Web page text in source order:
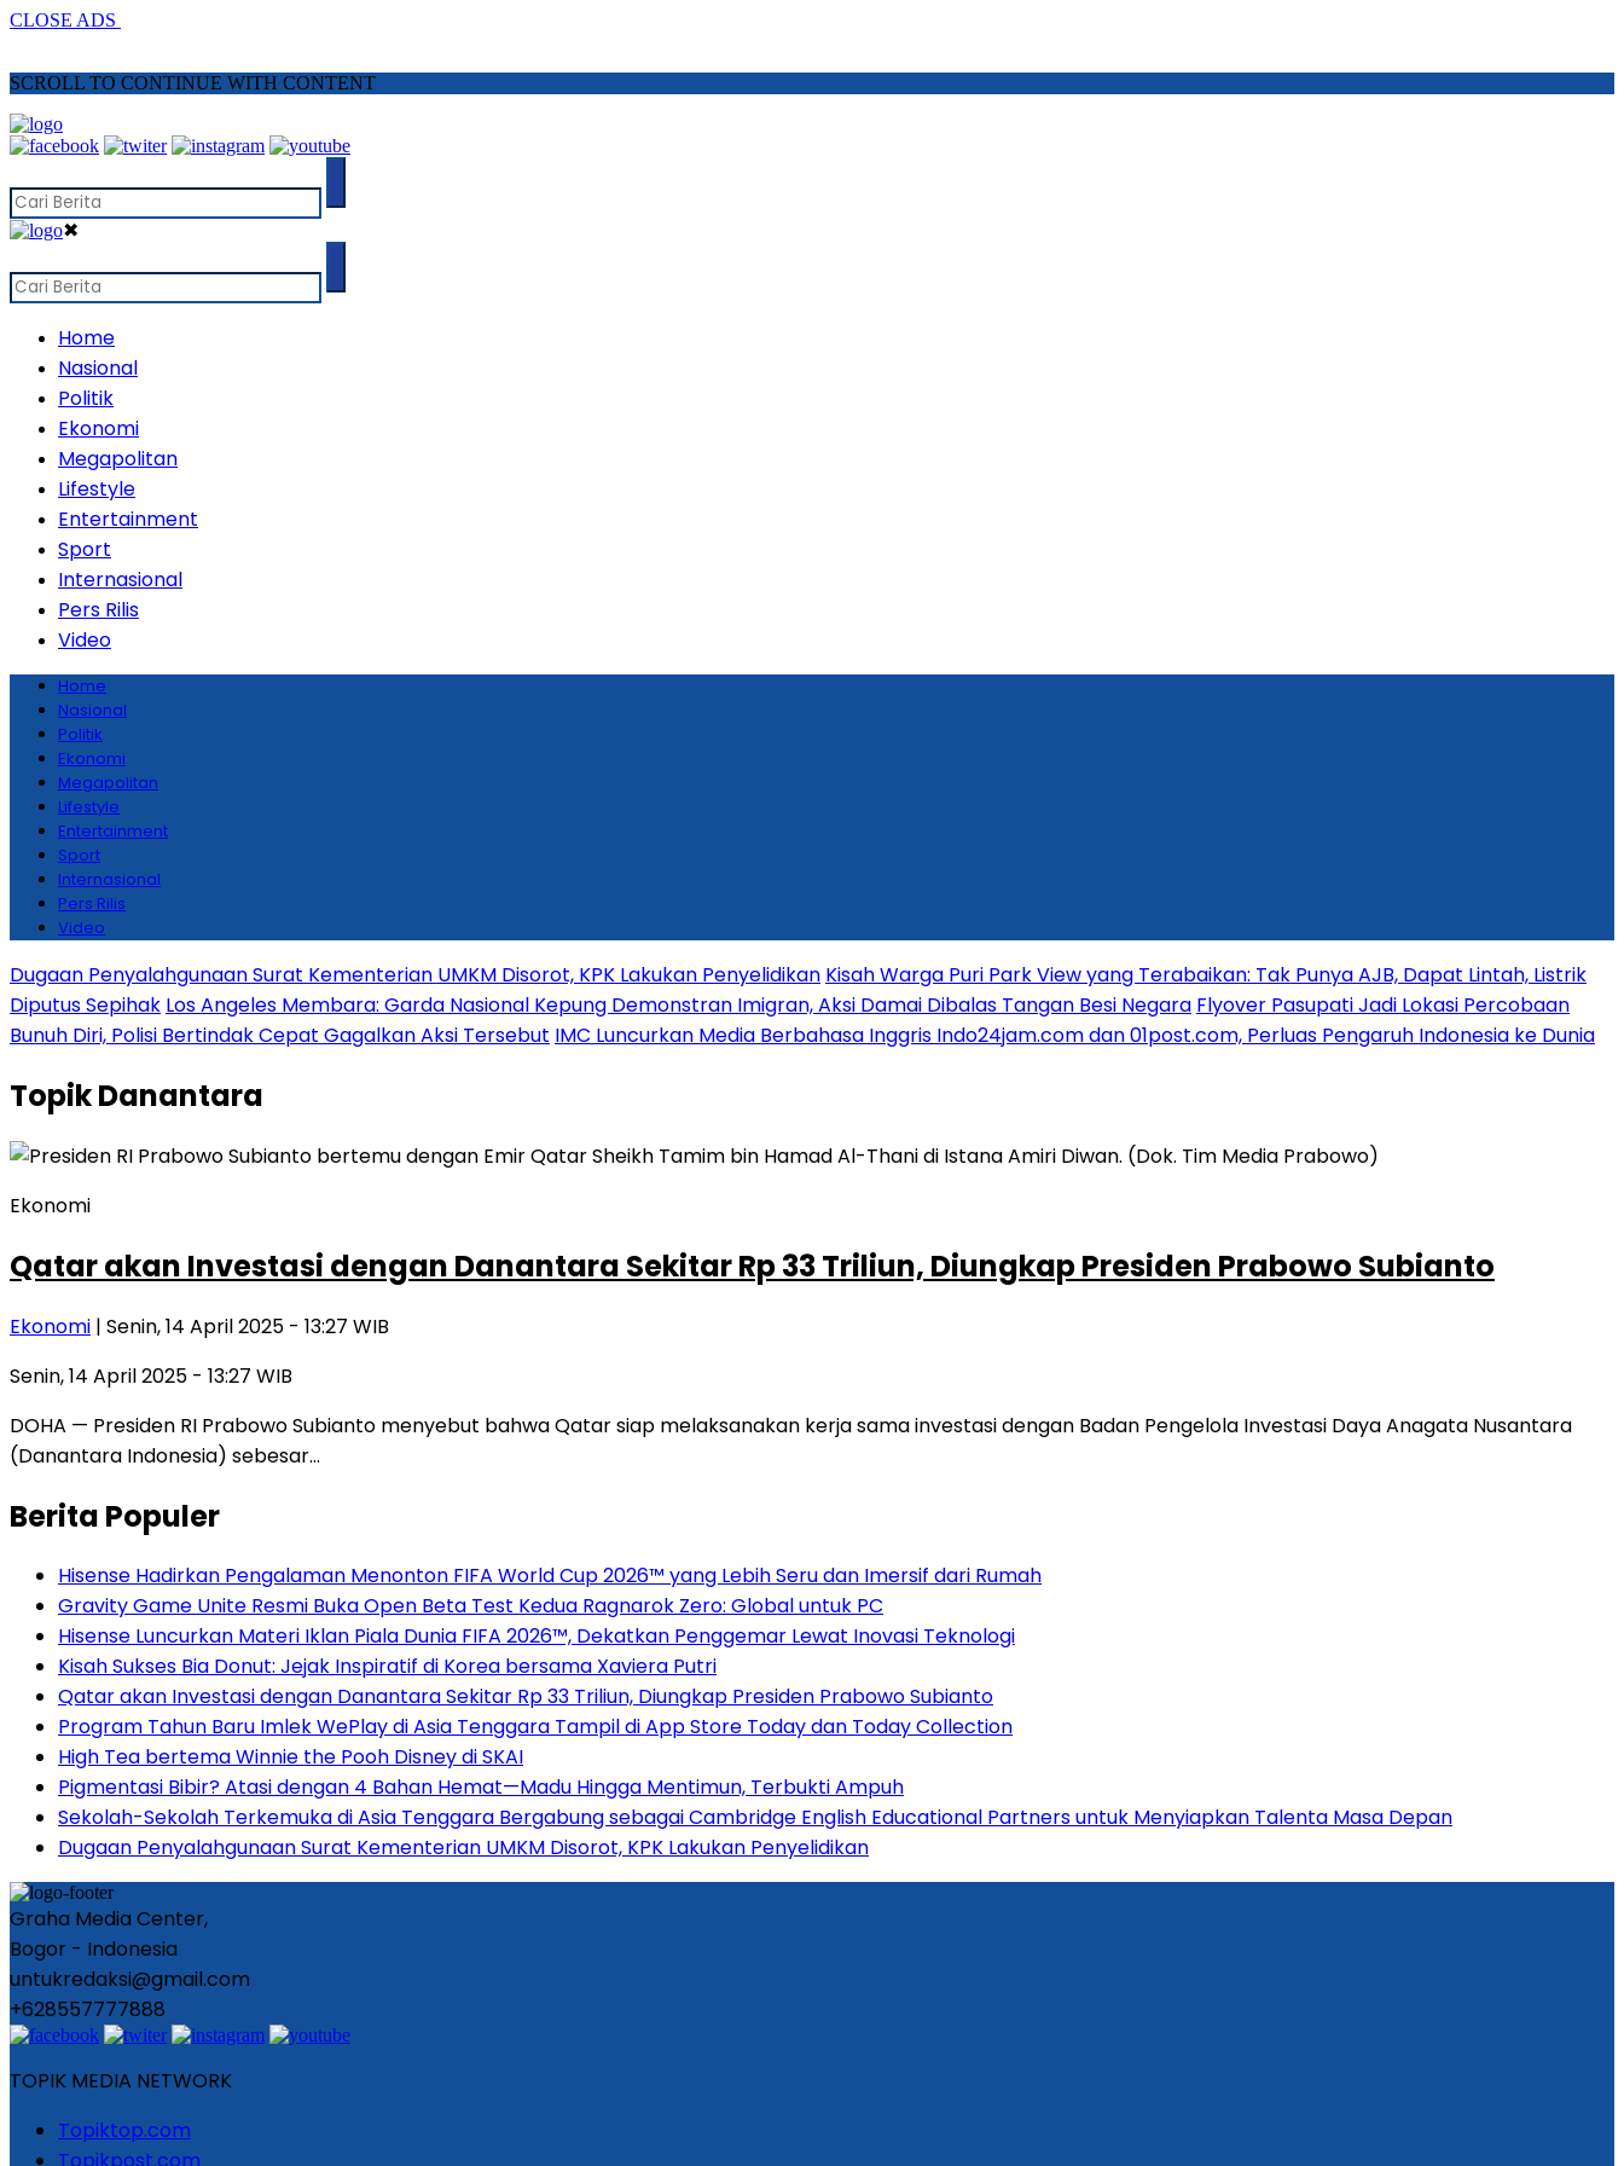
CLOSE ADS
SCROLL TO CONTINUE WITH CONTENT
✖
Home
Nasional
Politik
Ekonomi
Megapolitan
Lifestyle
Entertainment
Sport
Internasional
Pers Rilis
Video
Home
Nasional
Politik
Ekonomi
Megapolitan
Lifestyle
Entertainment
Sport
Internasional
Pers Rilis
Video
Dugaan Penyalahgunaan Surat Kementerian UMKM Disorot, KPK Lakukan Penyelidikan Kisah Warga Puri Park View yang Terabaikan: Tak Punya AJB, Dapat Lintah, Listrik
Diputus Sepihak Los Angeles Membara: Garda Nasional Kepung Demonstran Imigran, Aksi Damai Dibalas Tangan Besi Negara Flyover Pasupati Jadi Lokasi Percobaan
Bunuh Diri, Polisi Bertindak Cepat Gagalkan Aksi Tersebut IMC Luncurkan Media Berbahasa Inggris Indo24jam.com dan 01post.com, Perluas Pengaruh Indonesia ke Dunia
TopikDanantara
Ekonomi
Qatar akan Investasi dengan Danantara Sekitar Rp 33 Triliun, Diungkap Presiden Prabowo Subianto
Ekonomi | Senin, 14 April 2025 - 13:27 WIB
Senin, 14 April 2025 - 13:27 WIB
DOHA — Presiden RI Prabowo Subianto menyebut bahwa Qatar siap melaksanakan kerja sama investasi dengan Badan Pengelola Investasi Daya Anagata Nusantara
(Danantara Indonesia) sebesar…
Berita Populer
Hisense Hadirkan Pengalaman Menonton FIFA World Cup 2026™ yang Lebih Seru dan Imersif dari Rumah
Gravity Game Unite Resmi Buka Open Beta Test Kedua Ragnarok Zero: Global untuk PC
Hisense Luncurkan Materi Iklan Piala Dunia FIFA 2026™, Dekatkan Penggemar Lewat Inovasi Teknologi
Kisah Sukses Bia Donut: Jejak Inspiratif di Korea bersama Xaviera Putri
Qatar akan Investasi dengan Danantara Sekitar Rp 33 Triliun, Diungkap Presiden Prabowo Subianto
Program Tahun Baru Imlek WePlay di Asia Tenggara Tampil di App Store Today dan Today Collection
High Tea bertema Winnie the Pooh Disney di SKAI
Pigmentasi Bibir? Atasi dengan 4 Bahan Hemat—Madu Hingga Mentimun, Terbukti Ampuh
Sekolah-Sekolah Terkemuka di Asia Tenggara Bergabung sebagai Cambridge English Educational Partners untuk Menyiapkan Talenta Masa Depan
Dugaan Penyalahgunaan Surat Kementerian UMKM Disorot, KPK Lakukan Penyelidikan
Graha Media Center,
Bogor - Indonesia
untukredaksi@gmail.com
+628557777888
TOPIK MEDIA NETWORK
Topiktop.com